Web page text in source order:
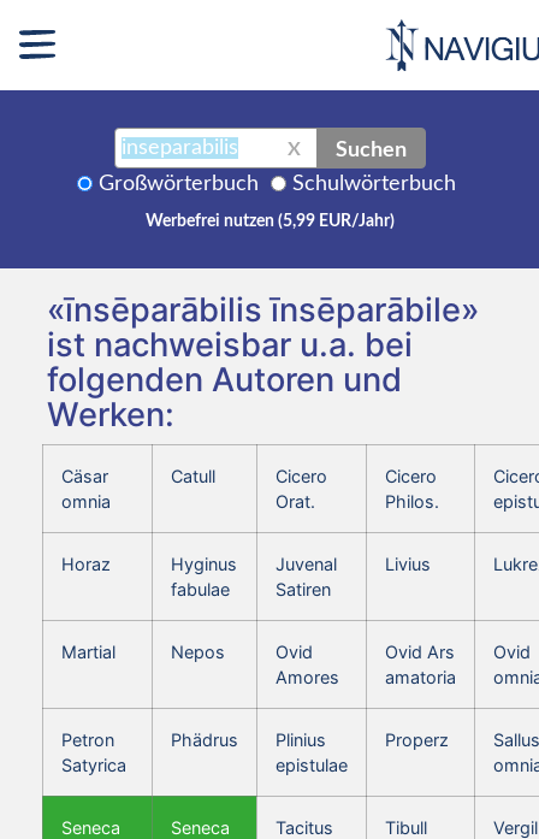
X Suchen
Großwörterbuch Schulwörterbuch
Werbefrei nutzen (5,99 EUR/Jahr)
«īnsēparābilis īnsēparābile»
ist nachweisbar u.a. bei
folgenden Autoren und
Werken:
Cäsar
omnia
Catull
Cicero
Orat.
Cicero
Philos.
Horaz
Hyginus
fabulae
Juvenal
Satiren
Livius
Martial Nepos
Ovid
Amores
Ovid Ars
amatoria
Ovid
Petron
Satyrica
Phädrus
Plinius
epistulae
Properz
Seneca
Seneca
Tacitus
Tibull
Vergil